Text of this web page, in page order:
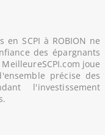
SCPI à ROBION ne
des épargnants
joue
précise des
l'investissement